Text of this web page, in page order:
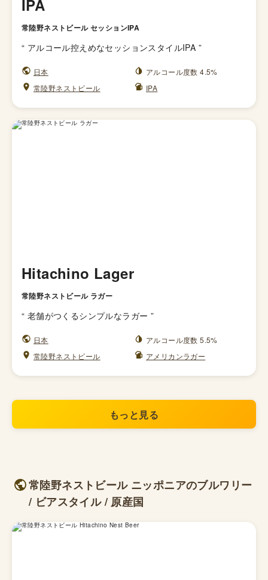
IPA
常陸野ネストビール セッションIPA
“ アルコール控えめなセッションスタイルIPA ”
日本
アルコール度数 4.5%
常陸野ネストビール
IPA
Hitachino Lager
常陸野ネストビール ラガー
“ 老舗がつくるシンプルなラガー ”
日本
アルコール度数 5.5%
常陸野ネストビール
アメリカンラガー
もっと見る
常陸野ネストビール ニッポニアのブルワリー
/ ビアスタイル / 原産国